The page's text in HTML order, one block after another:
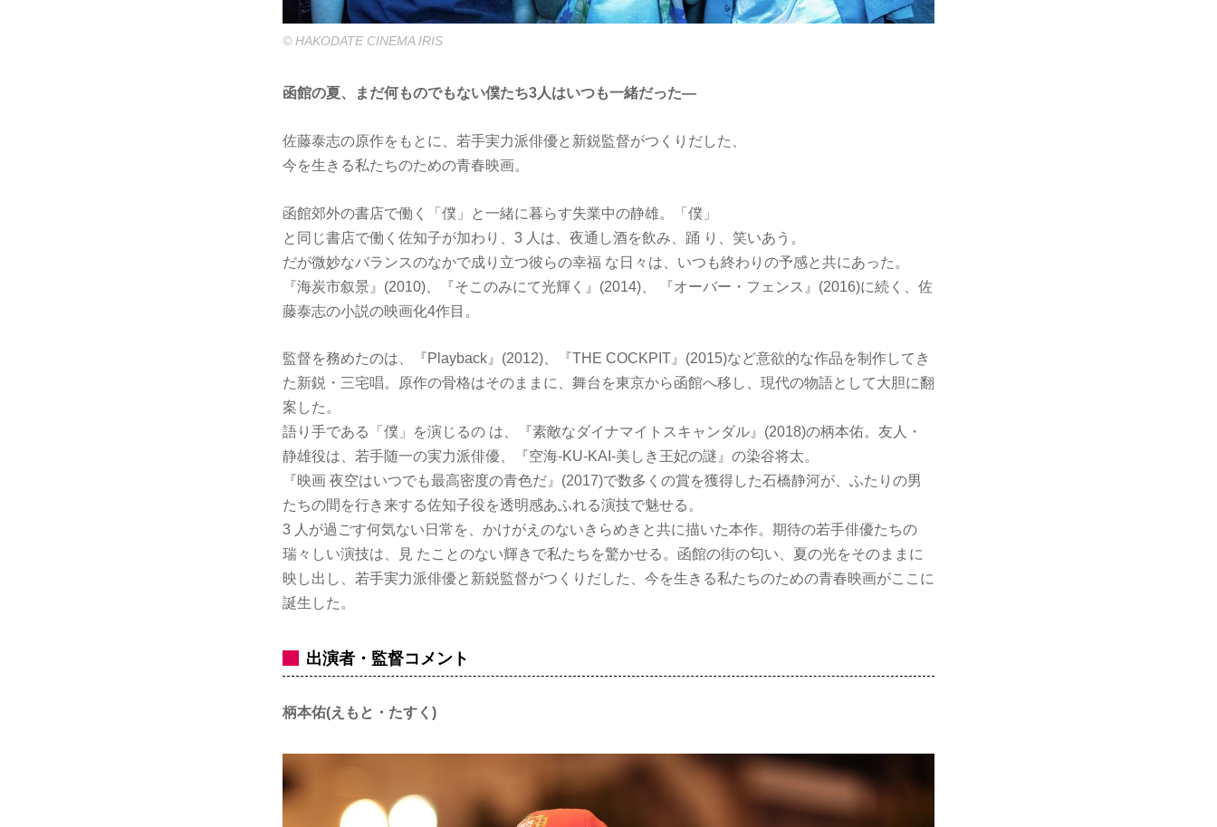
© HAKODATE CINEMA IRIS
函館の夏、まだ何ものでもない僕たち3人はいつも一緒だった―
佐藤泰志の原作をもとに、若手実力派俳優と新鋭監督がつくりだした、
今を生きる私たちのための青春映画。
函館郊外の書店で働く「僕」と一緒に暮らす失業中の静雄。「僕」
と同じ書店で働く佐知子が加わり、3 人は、夜通し酒を飲み、踊 り、笑いあう。
だが微妙なバランスのなかで成り立つ彼らの幸福 な日々は、いつも終わりの予感と共にあった。
『海炭市叙景』(2010)、『そこのみにて光輝く』(2014)、 『オーバー・フェンス』(2016)に続く、佐
藤泰志の小説の映画化4作目。
監督を務めたのは、『Playback』(2012)、『THE COCKPIT』(2015)など意欲的な作品を制作してき
た新鋭・三宅唱。原作の骨格はそのままに、舞台を東京から函館へ移し、現代の物語として大胆に翻
案した。
語り手である「僕」を演じるの は、『素敵なダイナマイトスキャンダル』(2018)の柄本佑。友人・
静雄役は、若手随一の実力派俳優、『空海-KU-KAI-美しき王妃の謎』の染谷将太。
『映画 夜空はいつでも最高密度の青色だ』(2017)で数多くの賞を獲得した石橋静河が、ふたりの男
たちの間を行き来する佐知子役を透明感あふれる演技で魅せる。
3 人が過ごす何気ない日常を、かけがえのないきらめきと共に描いた本作。期待の若手俳優たちの
瑞々しい演技は、見 たことのない輝きで私たちを驚かせる。函館の街の匂い、夏の光をそのままに
映し出し、若手実力派俳優と新鋭監督がつくりだした、今を生きる私たちのための青春映画がここに
誕生した。
出演者・監督コメント
柄本佑(えもと・たすく)